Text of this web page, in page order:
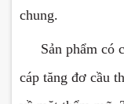
chung.
Sản phẩm có
cáp tăng đơ cầu